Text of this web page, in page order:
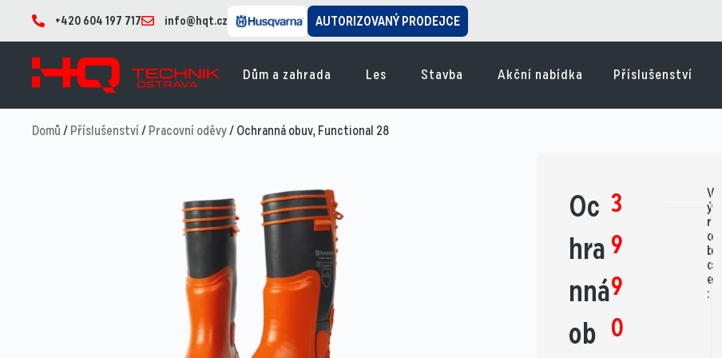
+420 604 197 717 info@hqt.cz AUTORIZOVANÝ PRODEJCE
Dům a zahrada Les Stavba Akční nabídka Příslušenství
Domů/Příslušenství/Pracovní oděvy/ Ochranná obuv, Functional 28
Oc
hra
nná
ob
3
9
9
0
V
ý
r
o
b
c
e
: